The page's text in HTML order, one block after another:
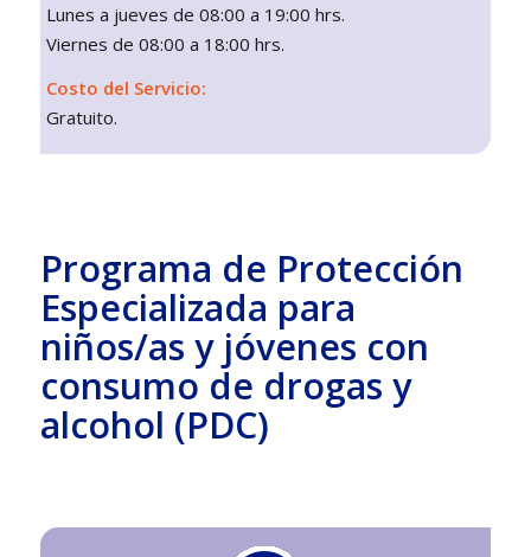
Lunes a jueves de 08:00 a 19:00 hrs.
Viernes de 08:00 a 18:00 hrs.
Costo del Servicio:
Gratuito.
Programa de Protección
Especializada para
niños/as y jóvenes con
consumo de drogas y
alcohol (PDC)